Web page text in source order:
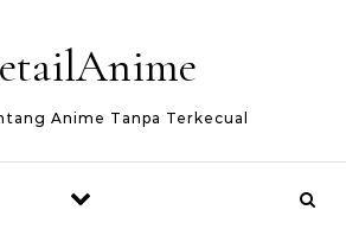
Anime Tanpa Terkecual